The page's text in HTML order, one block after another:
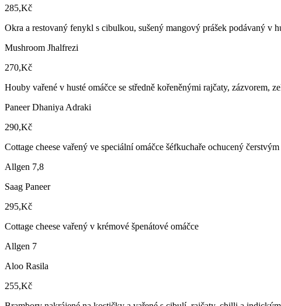
285,Kč
Okra a restovaný fenykl s cibulkou, sušený mangový prášek podávaný v
Mushroom Jhalfrezi
270,Kč
Houby vařené v husté omáčce se středně kořeněnými rajčaty, zázvorem,
Paneer Dhaniya Adraki
290,Kč
Cottage cheese vařený ve speciální omáčce šéfkuchaře ochucený
Allgen 7,8
Saag Paneer
295,Kč
Cottage cheese vařený v krémové špenátové omáčce
Allgen 7
Aloo Rasila
255,Kč